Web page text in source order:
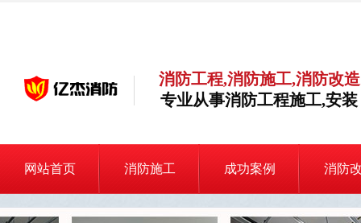
消防工程,消防施工,消防改造
专业从事消防工程施工,安装
网站首页 消防施工 成功案例 消防